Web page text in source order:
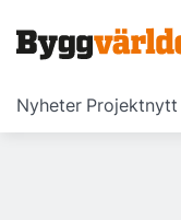
Nyheter Projektnytt